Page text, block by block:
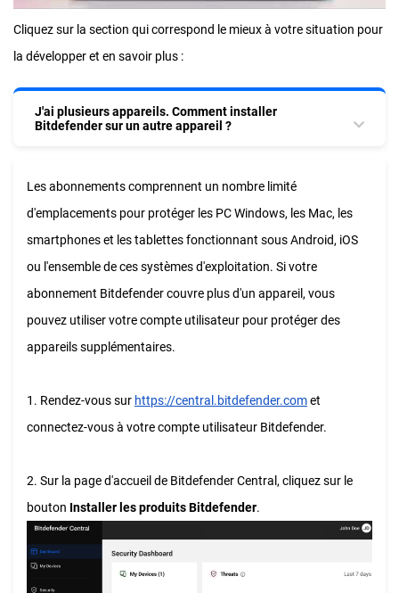
Cliquez sur la section qui correspond le mieux à votre situation pour
la développer et en savoir plus :
J'ai plusieurs appareils. Comment installer
Bitdefender sur un autre appareil ?
Les abonnements comprennent un nombre limité
d'emplacements pour protéger les PC Windows, les Mac, les
smartphones et les tablettes fonctionnant sous Android, iOS
ou l'ensemble de ces systèmes d'exploitation. Si votre
abonnement Bitdefender couvre plus d'un appareil, vous
pouvez utiliser votre compte utilisateur pour protéger des
appareils supplémentaires.
1. Rendez-vous sur https://central.bitdefender.comet
connectez-vous à votre compte utilisateur Bitdefender.
2. Sur la page d'accueil de Bitdefender Central, cliquez sur le
bouton Installer les produits Bitdefender.